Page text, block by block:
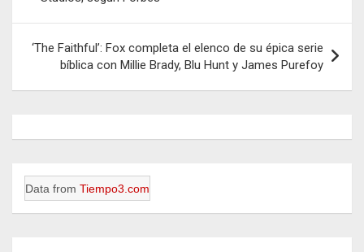
entradas
‘The Faithful’: Fox completa el elenco de su épica serie
bíblica con Millie Brady, Blu Hunt y James Purefoy
Data from Tiempo3.com